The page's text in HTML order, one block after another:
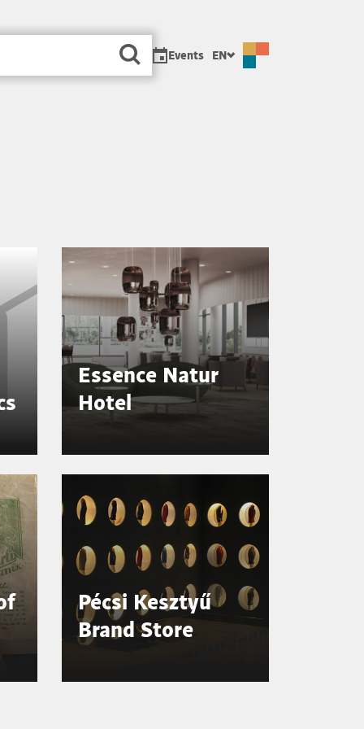
Events EN
Essence Natur
Hotel
Pécsi Kesztyű
Brand Store